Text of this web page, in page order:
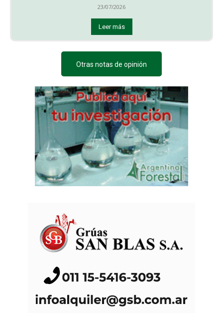
23/07/2026
Leer más
Otras notas de opinión